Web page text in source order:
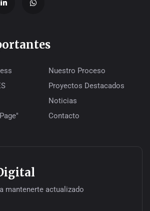
Nuestro Proceso
Proyectos Destacados
Noticias
Contacto
mantenerte actualizado